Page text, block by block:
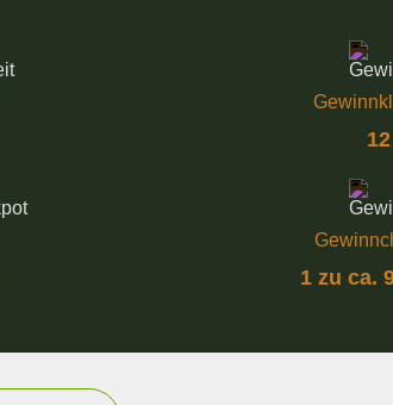
12
1 zu ca.